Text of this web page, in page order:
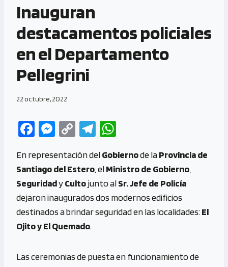
Inauguran
destacamentos policiales
en el Departamento
Pellegrini
22 octubre, 2022
Fa
b
o
o
k
M
se
n
g
er
C
py
Li
n
k
Te
gr
a
m
at
s
A
p
En representación delGobiernode laProvincia de
Santiago del Estero , elMinistro de Gobierno
SeguridadyCultojunto alSr. Jefe de Policía
dejaron inaugurados dos modernos edificios
destinados a brindar seguridad en las localidades:El
Ojito y El Quemado.
Las ceremonias de puesta en funcionamiento de